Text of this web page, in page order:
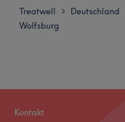
Montag
Dienstag
Treatwell > Deutschland
Wolfsburg
Kontakt